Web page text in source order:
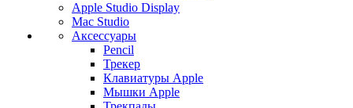
Apple Studio Display
Mac Studio
Аксессуары
Pencil
Трекер
Клавиатуры Apple
Мышки Apple